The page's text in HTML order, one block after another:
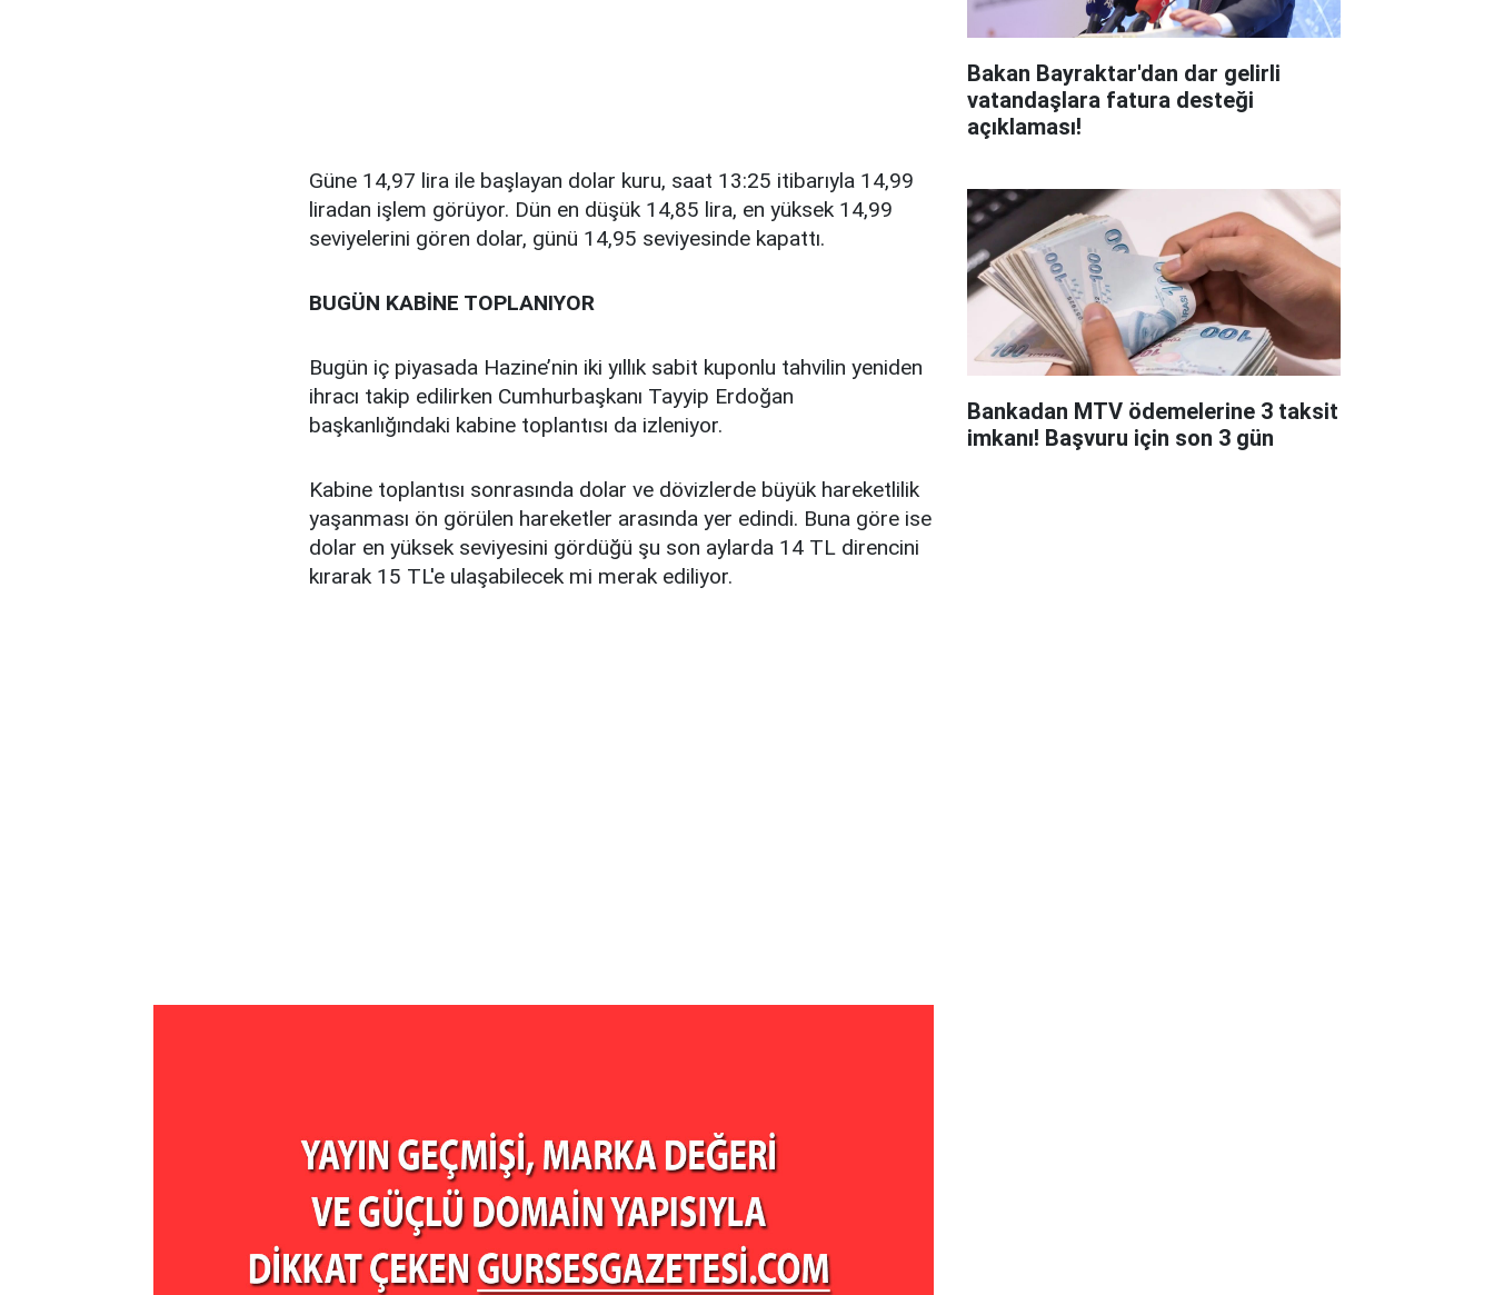
Güne 14,97 lira ile başlayan dolar kuru, saat 13:25 itibarıyla 14,99
liradan işlem görüyor. Dün en düşük 14,85 lira, en yüksek 14,99
seviyelerini gören dolar, günü 14,95 seviyesinde kapattı.
BUGÜN KABİNE TOPLANIYOR
Bugün iç piyasada Hazine’nin iki yıllık sabit kuponlu tahvilin yeniden
ihracı takip edilirken Cumhurbaşkanı Tayyip Erdoğan
başkanlığındaki kabine toplantısı da izleniyor.
Kabine toplantısı sonrasında dolar ve dövizlerde büyük hareketlilik
yaşanması ön görülen hareketler arasında yer edindi. Buna göre ise
dolar en yüksek seviyesini gördüğü şu son aylarda 14 TL direncini
kırarak 15 TL'e ulaşabilecek mi merak ediliyor.
Bakan Bayraktar'dan dar gelirli
vatandaşlara fatura desteği
açıklaması!
Bankadan MTV ödemelerine 3 taksit
imkanı! Başvuru için son 3 gün